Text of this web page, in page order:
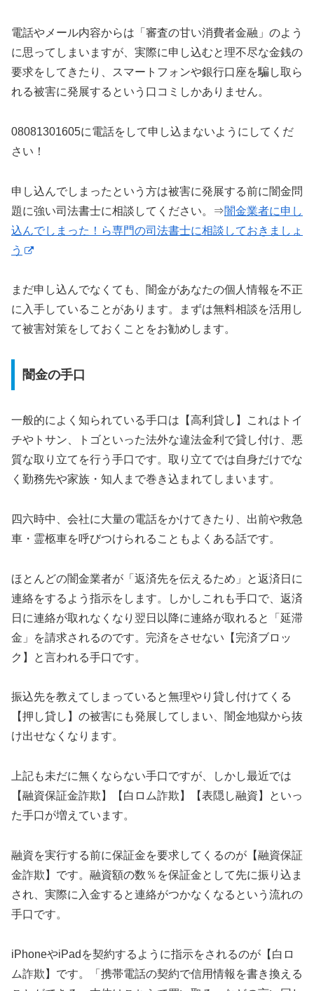
電話やメール内容からは「審査の甘い消費者金融」のよう
に思ってしまいますが、実際に申し込むと理不尽な金銭の
要求をしてきたり、スマートフォンや銀行口座を騙し取ら
れる被害に発展するという口コミしかありません。
08081301605に電話をして申し込まないようにしてくだ
さい！
申し込んでしまったという方は被害に発展する前に闇金問
題に強い司法書士に相談してください。⇒闇金業者に申し
込んでしまった！ら専門の司法書士に相談しておきましょ
う
まだ申し込んでなくても、闇金があなたの個人情報を不正
に入手していることがあります。まずは無料相談を活用し
て被害対策をしておくことをお勧めします。
闇金の手口
一般的によく知られている手口は【高利貸し】これはトイ
チやトサン、トゴといった法外な違法金利で貸し付け、悪
質な取り立てを行う手口です。取り立てでは自身だけでな
く勤務先や家族・知人まで巻き込まれてしまいます。
四六時中、会社に大量の電話をかけてきたり、出前や救急
車・霊柩車を呼びつけられることもよくある話です。
ほとんどの闇金業者が「返済先を伝えるため」と返済日に
連絡をするよう指示をします。しかしこれも手口で、返済
日に連絡が取れなくなり翌日以降に連絡が取れると「延滞
金」を請求されるのです。完済をさせない【完済ブロッ
ク】と言われる手口です。
振込先を教えてしまっていると無理やり貸し付けてくる
【押し貸し】の被害にも発展してしまい、闇金地獄から抜
け出せなくなります。
上記も未だに無くならない手口ですが、しかし最近では
【融資保証金詐欺】【白ロム詐欺】【表隠し融資】といっ
た手口が増えています。
融資を実行する前に保証金を要求してくるのが【融資保証
金詐欺】です。融資額の数％を保証金として先に振り込ま
され、実際に入金すると連絡がつかなくなるという流れの
手口です。
iPhoneやiPadを契約するように指示をされるのが【白ロ
ム詐欺】です。「携帯電話の契約で信用情報を書き換える